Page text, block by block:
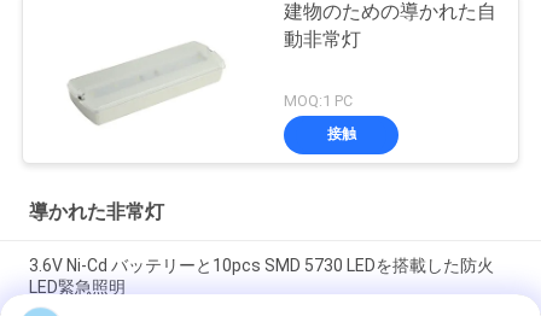
建物のための導かれた自
動非常灯
MOQ:1 PC
接触
導かれた非常灯
3.6V Ni-Cd バッテリーと10pcs SMD 5730 LEDを搭載した防火
LED緊急照明